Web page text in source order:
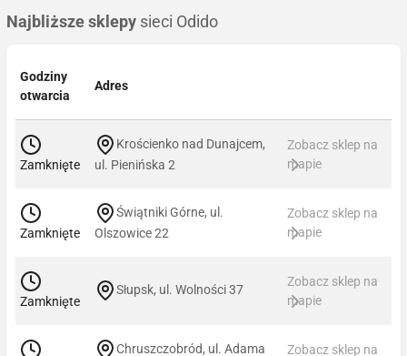
Najbliższe sklepy sieci Odido
Godziny
otwarcia
Adres
Zamknięte
Krościenko nad Dunajcem,
ul. Pienińska 2
Zobacz sklep na
mapie
Zamknięte
Świątniki Górne, ul.
Olszowice 22
Zobacz sklep na
mapie
Zamknięte
Słupsk, ul. Wolności 37
Zobacz sklep na
mapie
Chruszczobród, ul. Adama Zobacz sklep na